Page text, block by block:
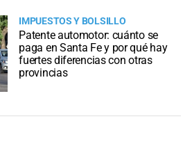
IMPUESTOS Y BOLSILLO
Patente automotor: cuánto se
paga en Santa Fe y por qué hay
fuertes diferencias con otras
provincias